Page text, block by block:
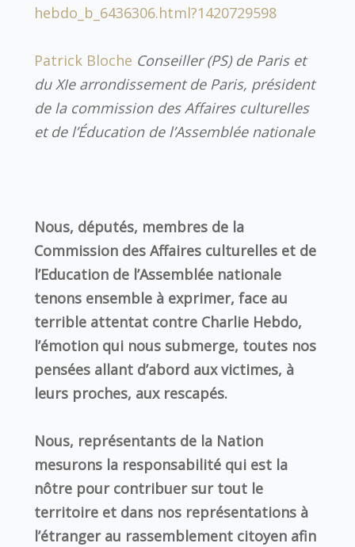
hebdo_b_6436306.html?1420729598
Patrick Bloche Conseiller (PS) de Paris et
du XIe arrondissement de Paris, président
de la commission des Affaires culturelles
et de l’Éducation de l’Assemblée nationale
Nous, députés, membres de la
Commission des Affaires culturelles et de
l’Education de l’Assemblée nationale
tenons ensemble à exprimer, face au
terrible attentat contre Charlie Hebdo,
l’émotion qui nous submerge, toutes nos
pensées allant d’abord aux victimes, à
leurs proches, aux rescapés.
Nous, représentants de la Nation
mesurons la responsabilité qui est la
nôtre pour contribuer sur tout le
territoire et dans nos représentations à
l’étranger au rassemblement citoyen afin